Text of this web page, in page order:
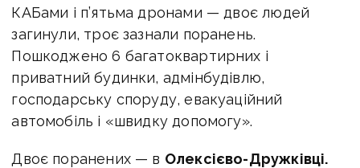
КАБами і п’ятьма дронами — двоє людей
загинули, троє зазнали поранень.
Пошкоджено 6 багатоквартирних і
приватний будинки, адмінбудівлю,
господарську споруду, евакуаційний
автомобіль і «швидку допомогу».
Двоє поранених — в Олексієво-Дружківці.